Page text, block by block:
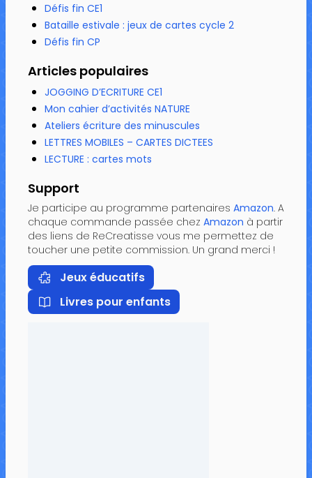
Défis fin CE1
Bataille estivale : jeux de cartes cycle 2
Défis fin CP
Articles populaires
JOGGING D’ECRITURE CE1
Mon cahier d’activités NATURE
Ateliers écriture des minuscules
LETTRES MOBILES – CARTES DICTEES
LECTURE : cartes mots
Support
Je participe au programme partenaires Amazon. A
chaque commande passée chez Amazon à partir
des liens de ReCreatisse vous me permettez de
toucher une petite commission. Un grand merci !
Jeux éducatifs
Livres pour enfants